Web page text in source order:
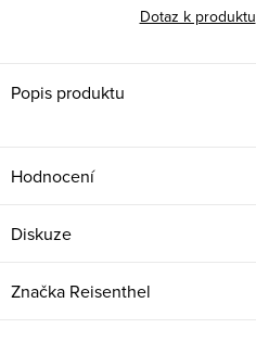
Dotaz k produktu
Popis produktu
Hodnocení
Diskuze
Značka Reisenthel